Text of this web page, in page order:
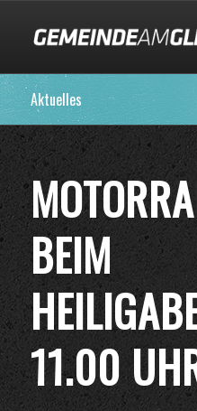
Aktuelles
BEIM
11.00